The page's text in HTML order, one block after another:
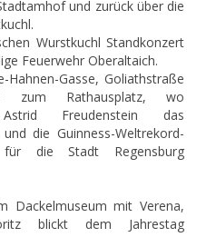
und zurück über die
Wurstkuchl Standkonzert
Feuerwehr Oberaltaich.
Hahnen-Gasse, Goliathstraße
zum Rathausplatz, wo
Freudenstein das
die Guinness-Weltrekord-
für die Stadt Regensburg
Dackelmuseum mit Verena,
blickt dem Jahrestag